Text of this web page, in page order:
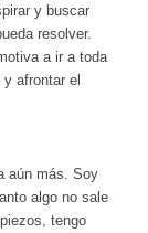
y buscar
resolver.
a ir a toda
afrontar el
aún más. Soy
algo no sale
tengo